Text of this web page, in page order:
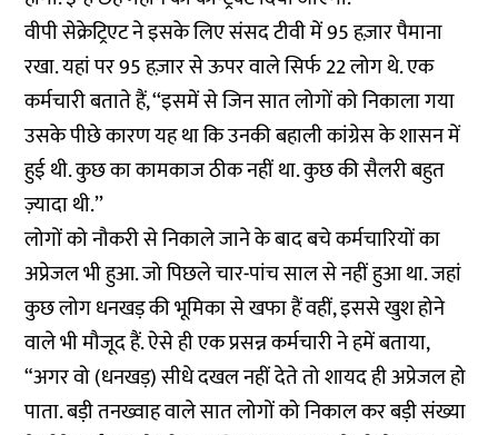
वीपी सेक्रेट्रिएट ने इसके लिए संसद टीवी में 95 हज़ार पैमाना
रखा. यहां पर 95 हज़ार से ऊपर वाले सिर्फ 22 लोग थे. एक
कर्मचारी बताते हैं, ‘‘इसमें से जिन सात लोगों को निकाला गया
उसके पीछे कारण यह था कि उनकी बहाली कांग्रेस के शासन में
हुई थी. कुछ का कामकाज ठीक नहीं था. कुछ की सैलरी बहुत
ज़्यादा थी.’’
लोगों को नौकरी से निकाले जाने के बाद बचे कर्मचारियों का
अप्रेजल भी हुआ. जो पिछले चार-पांच साल से नहीं हुआ था. जहां
कुछ लोग धनखड़ की भूमिका से खफा हैं वहीं, इससे खुश होने
वाले भी मौजूद हैं. ऐसे ही एक प्रसन्न कर्मचारी ने हमें बताया,
“अगर वो (धनखड़) सीधे दखल नहीं देते तो शायद ही अप्रेजल हो
पाता. बड़ी तनख्वाह वाले सात लोगों को निकाल कर बड़ी संख्या